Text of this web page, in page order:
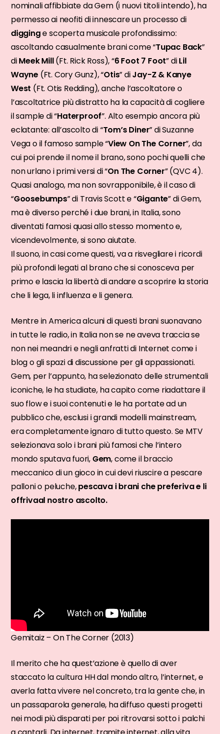
nominali affibbiate da Gem (i nuovi titoli intendo), ha
permesso ai neofiti di innescare un processo di
digginge scoperta musicale profondissimo:
ascoltando casualmente brani come “Tupac Back”
diMeek Mill(Ft. Rick Ross), “6 Foot 7 Foot” diLil
Wayne (Ft. Cory Gunz), “Otis” diJay-Z & Kanye
West (Ft. Otis Redding), anche l’ascoltatore o
l’ascoltatrice più distratto ha la capacità di cogliere
il sample di “Haterproof”. Alto esempio ancora più
eclatante: all’ascolto di “Tom’s Diner” di Suzanne
Vega o il famoso sample “View On The Corner”, da
cui poi prende il nome il brano, sono pochi quelli che
non urlano i primi versi di “On The Corner” (QVC 4).
Quasi analogo, ma non sovrapponibile, è il caso di
“Goosebumps” di Travis Scott e “Gigante” di Gem,
ma è diverso perché i due brani, in Italia, sono
diventati famosi quasi allo stesso momento e,
vicendevolmente, si sono aiutate.
Il suono, in casi come questi, va a risvegliare i ricordi
più profondi legati al brano che si conosceva per
primo e lascia la libertà di andare a scoprire la storia
che li lega, li influenza e li genera.
Mentre in America alcuni di questi brani suonavano
in tutte le radio, in Italia non se ne aveva traccia se
non nei meandri e negli anfratti di Internet come i
blog o gli spazi di discussione per gli appassionati.
Gem, per l’appunto, ha selezionato delle strumentali
iconiche, le ha studiate, ha capito come riadattare il
suo flow e i suoi contenuti e le ha portate ad un
pubblico che, esclusi i grandi modelli mainstream,
era completamente ignaro di tutto questo. Se MTV
selezionava solo i brani più famosi che l’intero
mondo sputava fuori, Gem, come il braccio
meccanico di un gioco in cui devi riuscire a pescare
palloni o peluche,pescava i brani che preferiva e li
offrivaal nostro ascolto.
Gemitaiz – On The Corner (2013)
Il merito che ha quest’azione è quello di aver
staccato la cultura HH dal mondo altro, l’internet, e
averla fatta vivere nel concreto, tra la gente che, in
un passaparola generale, ha diffuso questi progetti
nei modi più disparati per poi ritrovarsi sotto i palchi